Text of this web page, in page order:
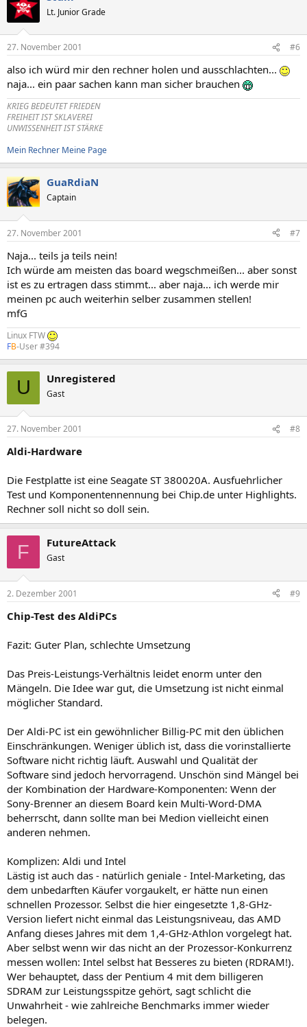
Lt. Junior Grade
27. November 2001 #6
also ich würd mir den rechner holen und ausschlachten...
naja... ein paar sachen kann man sicher brauchen
KRIEG BEDEUTET FRIEDEN
FREIHEIT IST SKLAVEREI
UNWISSENHEIT IST STÄRKE
Mein Rechner Meine Page
GuaRdiaN
Captain
27. November 2001 #7
Naja... teils ja teils nein!
Ich würde am meisten das board wegschmeißen... aber sonst
ist es zu ertragen dass stimmt... aber naja... ich werde mir
meinen pc auch weiterhin selber zusammen stellen!
mfG
Linux FTW
FB-User #394
U Unregistered
Gast
27. November 2001 #8
Aldi-Hardware
Die Festplatte ist eine Seagate ST 380020A. Ausfuehrlicher
Test und Komponentennennung bei Chip.de unter Highlights.
Rechner soll nicht so doll sein.
F FutureAttack
Gast
2. Dezember 2001 #9
Chip-Test des AldiPCs
Fazit: Guter Plan, schlechte Umsetzung
Das Preis-Leistungs-Verhältnis leidet enorm unter den
Mängeln. Die Idee war gut, die Umsetzung ist nicht einmal
möglicher Standard.
Der Aldi-PC ist ein gewöhnlicher Billig-PC mit den üblichen
Einschränkungen. Weniger üblich ist, dass die vorinstallierte
Software nicht richtig läuft. Auswahl und Qualität der
Software sind jedoch hervorragend. Unschön sind Mängel bei
der Kombination der Hardware-Komponenten: Wenn der
Sony-Brenner an diesem Board kein Multi-Word-DMA
beherrscht, dann sollte man bei Medion vielleicht einen
anderen nehmen.
Komplizen: Aldi und Intel
Lästig ist auch das - natürlich geniale - Intel-Marketing, das
dem unbedarften Käufer vorgaukelt, er hätte nun einen
schnellen Prozessor. Selbst die hier eingesetzte 1,8-GHz-
Version liefert nicht einmal das Leistungsniveau, das AMD
Anfang dieses Jahres mit dem 1,4-GHz-Athlon vorgelegt hat.
Aber selbst wenn wir das nicht an der Prozessor-Konkurrenz
messen wollen: Intel selbst hat Besseres zu bieten (RDRAM!).
Wer behauptet, dass der Pentium 4 mit dem billigeren
SDRAM zur Leistungsspitze gehört, sagt schlicht die
Unwahrheit - wie zahlreiche Benchmarks immer wieder
belegen.